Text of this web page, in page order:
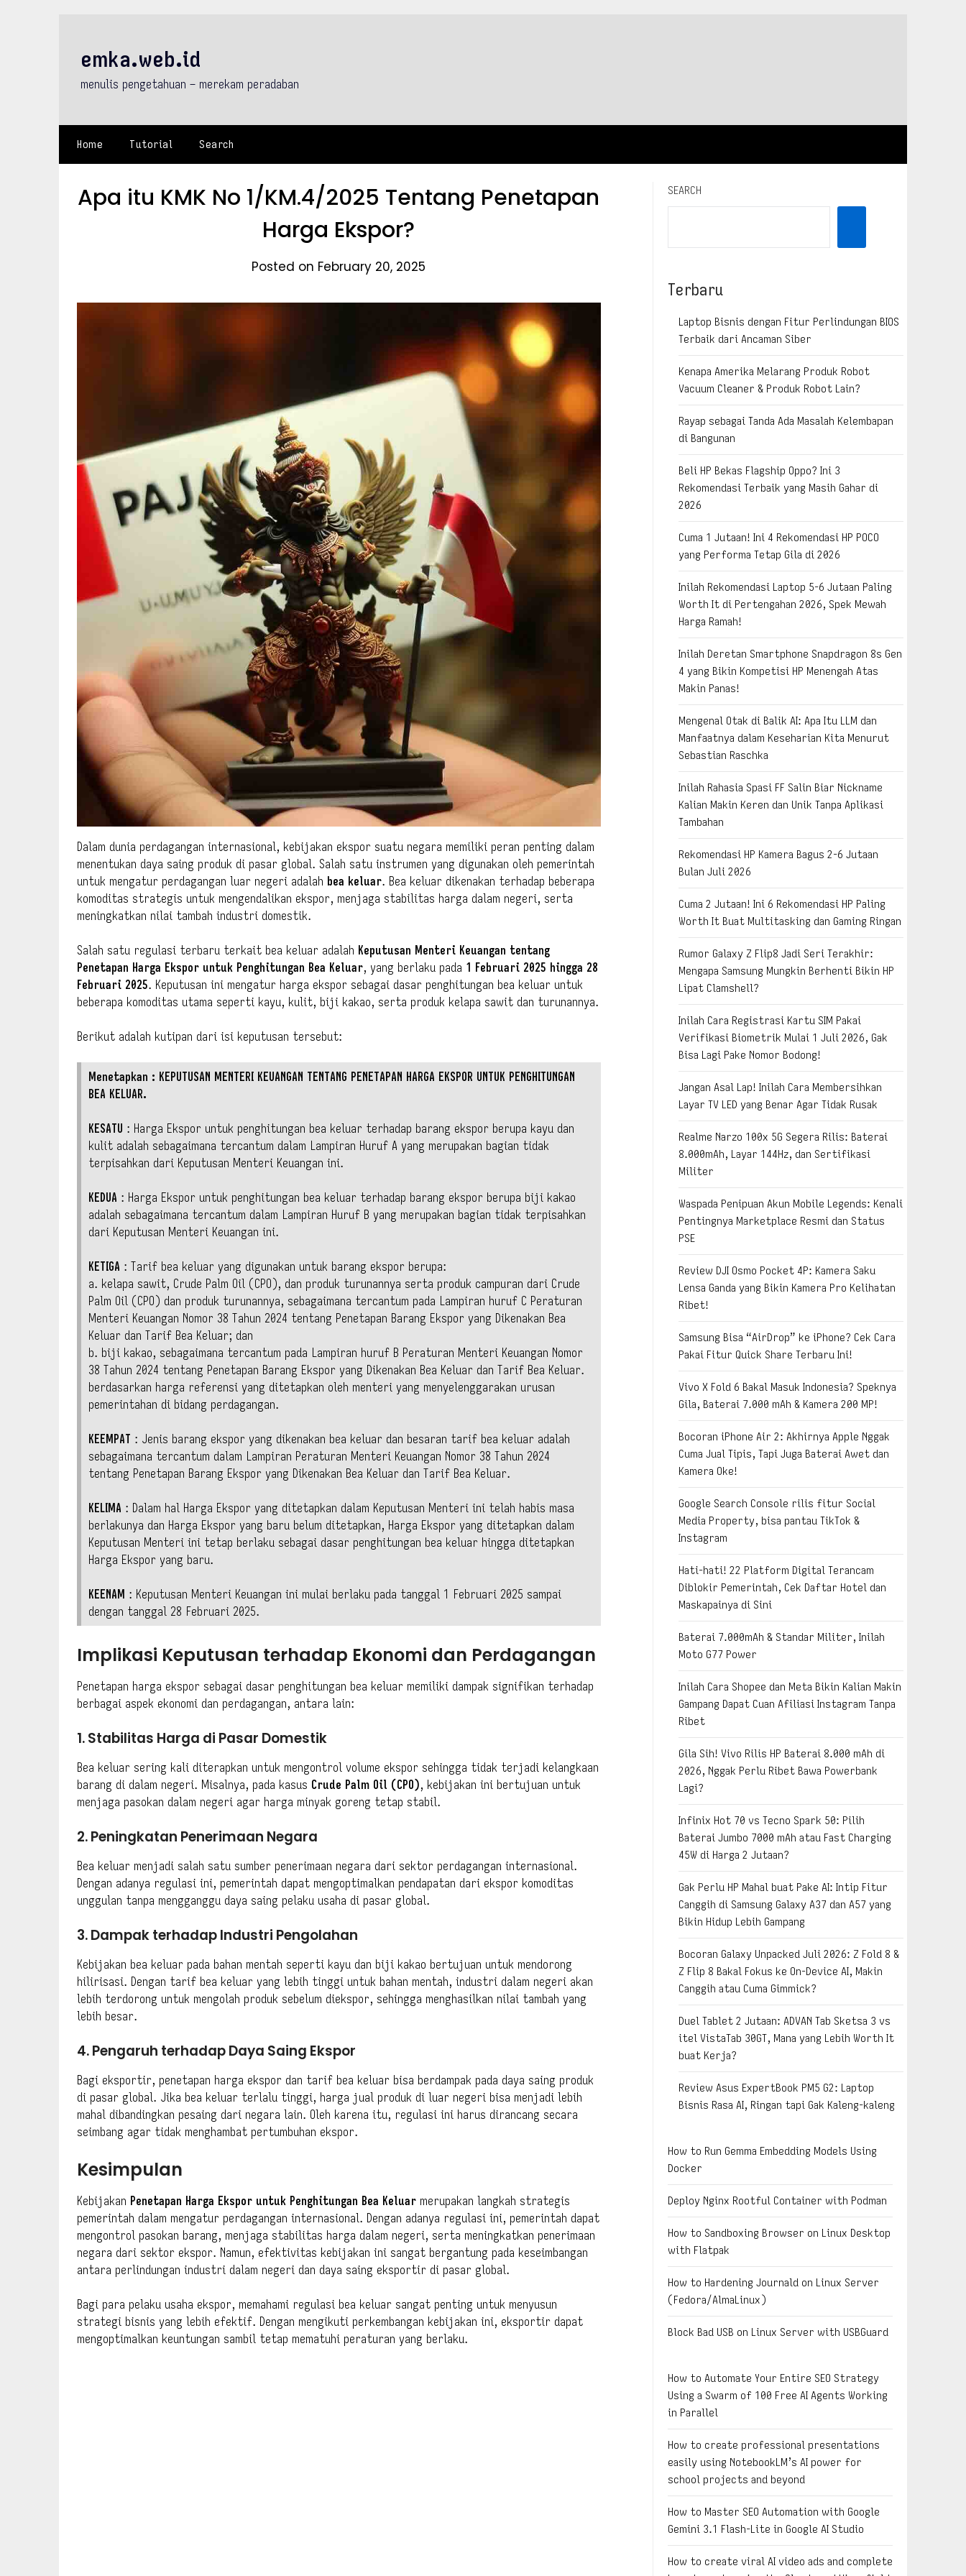
emka.web.id
menulis pengetahuan – merekam peradaban
Home Tutorial Search
Apa itu KMK No 1/KM.4/2025 Tentang Penetapan
Harga Ekspor?
Posted on February 20, 2025
Dalam dunia perdagangan internasional, kebijakan ekspor suatu negara memiliki peran penting dalam
menentukan daya saing produk di pasar global. Salah satu instrumen yang digunakan oleh pemerintah
untuk mengatur perdagangan luar negeri adalah bea keluar. Bea keluar dikenakan terhadap beberapa
komoditas strategis untuk mengendalikan ekspor, menjaga stabilitas harga dalam negeri, serta
meningkatkan nilai tambah industri domestik.
Salah satu regulasi terbaru terkait bea keluar adalah Keputusan Menteri Keuangan tentang
Penetapan Harga Ekspor untuk Penghitungan Bea Keluar, yang berlaku pada 1 Februari 2025 hingga 28
Februari 2025. Keputusan ini mengatur harga ekspor sebagai dasar penghitungan bea keluar untuk
beberapa komoditas utama seperti kayu, kulit, biji kakao, serta produk kelapa sawit dan turunannya.
Berikut adalah kutipan dari isi keputusan tersebut:
Menetapkan : KEPUTUSAN MENTERI KEUANGAN TENTANG PENETAPAN HARGA EKSPOR UNTUK PENGHITUNGAN
BEA KELUAR.
KESATU : Harga Ekspor untuk penghitungan bea keluar terhadap barang ekspor berupa kayu dan
kulit adalah sebagaimana tercantum dalam Lampiran Huruf A yang merupakan bagian tidak
terpisahkan dari Keputusan Menteri Keuangan ini.
KEDUA : Harga Ekspor untuk penghitungan bea keluar terhadap barang ekspor berupa biji kakao
adalah sebagaimana tercantum dalam Lampiran Huruf B yang merupakan bagian tidak terpisahkan
dari Keputusan Menteri Keuangan ini.
KETIGA : Tarif bea keluar yang digunakan untuk barang ekspor berupa:
a. kelapa sawit, Crude Palm Oil (CPO), dan produk turunannya serta produk campuran dari Crude
Palm Oil (CPO) dan produk turunannya, sebagaimana tercantum pada Lampiran huruf C Peraturan
Menteri Keuangan Nomor 38 Tahun 2024 tentang Penetapan Barang Ekspor yang Dikenakan Bea
Keluar dan Tarif Bea Keluar; dan
b. biji kakao, sebagaimana tercantum pada Lampiran huruf B Peraturan Menteri Keuangan Nomor
38 Tahun 2024 tentang Penetapan Barang Ekspor yang Dikenakan Bea Keluar dan Tarif Bea Keluar.
berdasarkan harga referensi yang ditetapkan oleh menteri yang menyelenggarakan urusan
pemerintahan di bidang perdagangan.
KEEMPAT : Jenis barang ekspor yang dikenakan bea keluar dan besaran tarif bea keluar adalah
sebagaimana tercantum dalam Lampiran Peraturan Menteri Keuangan Nomor 38 Tahun 2024
tentang Penetapan Barang Ekspor yang Dikenakan Bea Keluar dan Tarif Bea Keluar.
KELIMA : Dalam hal Harga Ekspor yang ditetapkan dalam Keputusan Menteri ini telah habis masa
berlakunya dan Harga Ekspor yang baru belum ditetapkan, Harga Ekspor yang ditetapkan dalam
Keputusan Menteri ini tetap berlaku sebagai dasar penghitungan bea keluar hingga ditetapkan
Harga Ekspor yang baru.
KEENAM : Keputusan Menteri Keuangan ini mulai berlaku pada tanggal 1 Februari 2025 sampai
dengan tanggal 28 Februari 2025.
Implikasi Keputusan terhadap Ekonomi dan Perdagangan
Penetapan harga ekspor sebagai dasar penghitungan bea keluar memiliki dampak signifikan terhadap
berbagai aspek ekonomi dan perdagangan, antara lain:
1. Stabilitas Harga di Pasar Domestik
Bea keluar sering kali diterapkan untuk mengontrol volume ekspor sehingga tidak terjadi kelangkaan
barang di dalam negeri. Misalnya, pada kasus Crude Palm Oil (CPO), kebijakan ini bertujuan untuk
menjaga pasokan dalam negeri agar harga minyak goreng tetap stabil.
2. Peningkatan Penerimaan Negara
Bea keluar menjadi salah satu sumber penerimaan negara dari sektor perdagangan internasional.
Dengan adanya regulasi ini, pemerintah dapat mengoptimalkan pendapatan dari ekspor komoditas
unggulan tanpa mengganggu daya saing pelaku usaha di pasar global.
3. Dampak terhadap Industri Pengolahan
Kebijakan bea keluar pada bahan mentah seperti kayu dan biji kakao bertujuan untuk mendorong
hilirisasi. Dengan tarif bea keluar yang lebih tinggi untuk bahan mentah, industri dalam negeri akan
lebih terdorong untuk mengolah produk sebelum diekspor, sehingga menghasilkan nilai tambah yang
lebih besar.
4. Pengaruh terhadap Daya Saing Ekspor
Bagi eksportir, penetapan harga ekspor dan tarif bea keluar bisa berdampak pada daya saing produk
di pasar global. Jika bea keluar terlalu tinggi, harga jual produk di luar negeri bisa menjadi lebih
mahal dibandingkan pesaing dari negara lain. Oleh karena itu, regulasi ini harus dirancang secara
seimbang agar tidak menghambat pertumbuhan ekspor.
Kesimpulan
Kebijakan Penetapan Harga Ekspor untuk Penghitungan Bea Keluar merupakan langkah strategis
pemerintah dalam mengatur perdagangan internasional. Dengan adanya regulasi ini, pemerintah dapat
mengontrol pasokan barang, menjaga stabilitas harga dalam negeri, serta meningkatkan penerimaan
negara dari sektor ekspor. Namun, efektivitas kebijakan ini sangat bergantung pada keseimbangan
antara perlindungan industri dalam negeri dan daya saing eksportir di pasar global.
Bagi para pelaku usaha ekspor, memahami regulasi bea keluar sangat penting untuk menyusun
strategi bisnis yang lebih efektif. Dengan mengikuti perkembangan kebijakan ini, eksportir dapat
mengoptimalkan keuntungan sambil tetap mematuhi peraturan yang berlaku.
SEARCH
Terbaru
Laptop Bisnis dengan Fitur Perlindungan BIOS
Terbaik dari Ancaman Siber
Kenapa Amerika Melarang Produk Robot
Vacuum Cleaner & Produk Robot Lain?
Rayap sebagai Tanda Ada Masalah Kelembapan
di Bangunan
Beli HP Bekas Flagship Oppo? Ini 3
Rekomendasi Terbaik yang Masih Gahar di
2026
Cuma 1 Jutaan! Ini 4 Rekomendasi HP POCO
yang Performa Tetap Gila di 2026
Inilah Rekomendasi Laptop 5-6 Jutaan Paling
Worth It di Pertengahan 2026, Spek Mewah
Harga Ramah!
Inilah Deretan Smartphone Snapdragon 8s Gen
4 yang Bikin Kompetisi HP Menengah Atas
Makin Panas!
Mengenal Otak di Balik AI: Apa Itu LLM dan
Manfaatnya dalam Keseharian Kita Menurut
Sebastian Raschka
Inilah Rahasia Spasi FF Salin Biar Nickname
Kalian Makin Keren dan Unik Tanpa Aplikasi
Tambahan
Rekomendasi HP Kamera Bagus 2-6 Jutaan
Bulan Juli 2026
Cuma 2 Jutaan! Ini 6 Rekomendasi HP Paling
Worth It Buat Multitasking dan Gaming Ringan
Rumor Galaxy Z Flip8 Jadi Seri Terakhir:
Mengapa Samsung Mungkin Berhenti Bikin HP
Lipat Clamshell?
Inilah Cara Registrasi Kartu SIM Pakai
Verifikasi Biometrik Mulai 1 Juli 2026, Gak
Bisa Lagi Pake Nomor Bodong!
Jangan Asal Lap! Inilah Cara Membersihkan
Layar TV LED yang Benar Agar Tidak Rusak
Realme Narzo 100x 5G Segera Rilis: Baterai
8.000mAh, Layar 144Hz, dan Sertifikasi
Militer
Waspada Penipuan Akun Mobile Legends: Kenali
Pentingnya Marketplace Resmi dan Status
PSE
Review DJI Osmo Pocket 4P: Kamera Saku
Lensa Ganda yang Bikin Kamera Pro Kelihatan
Ribet!
Samsung Bisa “AirDrop” ke iPhone? Cek Cara
Pakai Fitur Quick Share Terbaru Ini!
Vivo X Fold 6 Bakal Masuk Indonesia? Speknya
Gila, Baterai 7.000 mAh & Kamera 200 MP!
Bocoran iPhone Air 2: Akhirnya Apple Nggak
Cuma Jual Tipis, Tapi Juga Baterai Awet dan
Kamera Oke!
Google Search Console rilis fitur Social
Media Property, bisa pantau TikTok &
Instagram
Hati-hati! 22 Platform Digital Terancam
Diblokir Pemerintah, Cek Daftar Hotel dan
Maskapainya di Sini
Baterai 7.000mAh & Standar Militer, Inilah
Moto G77 Power
Inilah Cara Shopee dan Meta Bikin Kalian Makin
Gampang Dapat Cuan Afiliasi Instagram Tanpa
Ribet
Gila Sih! Vivo Rilis HP Baterai 8.000 mAh di
2026, Nggak Perlu Ribet Bawa Powerbank
Lagi?
Infinix Hot 70 vs Tecno Spark 50: Pilih
Baterai Jumbo 7000 mAh atau Fast Charging
45W di Harga 2 Jutaan?
Gak Perlu HP Mahal buat Pake AI: Intip Fitur
Canggih di Samsung Galaxy A37 dan A57 yang
Bikin Hidup Lebih Gampang
Bocoran Galaxy Unpacked Juli 2026: Z Fold 8 &
Z Flip 8 Bakal Fokus ke On-Device AI, Makin
Canggih atau Cuma Gimmick?
Duel Tablet 2 Jutaan: ADVAN Tab Sketsa 3 vs
itel VistaTab 30GT, Mana yang Lebih Worth It
buat Kerja?
Review Asus ExpertBook PM5 G2: Laptop
Bisnis Rasa AI, Ringan tapi Gak Kaleng-kaleng
How to Run Gemma Embedding Models Using
Docker
Deploy Nginx Rootful Container with Podman
How to Sandboxing Browser on Linux Desktop
with Flatpak
How to Hardening Journald on Linux Server
(Fedora/AlmaLinux)
Block Bad USB on Linux Server with USBGuard
How to Automate Your Entire SEO Strategy
Using a Swarm of 100 Free AI Agents Working
in Parallel
How to create professional presentations
easily using NotebookLM’s AI power for
school projects and beyond
How to Master SEO Automation with Google
Gemini 3.1 Flash-Lite in Google AI Studio
How to create viral AI video ads and complete